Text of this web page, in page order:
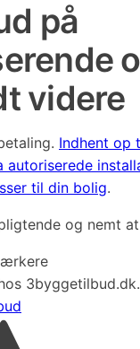
på
videre
Indhent op
autoriserede
til din bolig.
og nemt
3byggetilbud.dk.